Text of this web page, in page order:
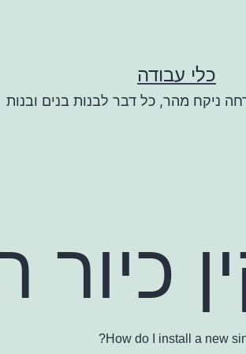
כלי עבודה
ניקח מהר, כל דבר לבנות בנים ובנות
How do I install a new